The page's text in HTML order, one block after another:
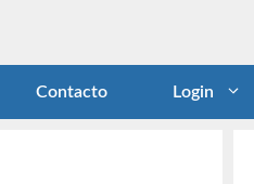
Contacto Login